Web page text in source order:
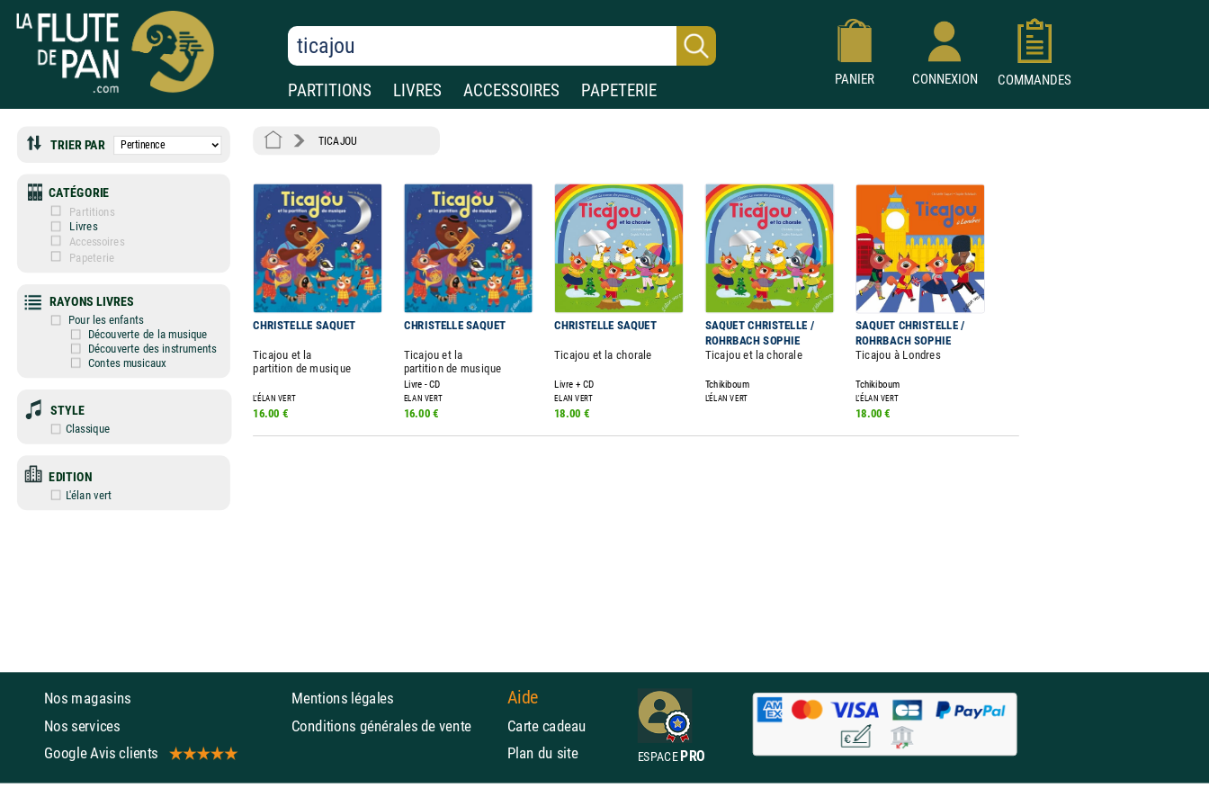
PARTITIONS LIVRES ACCESSOIRES PAPETERIE
PANIER CONNEXION COMMANDES
TRIER PAR
CATÉGORIE
Partitions
Livres
Accessoires
Papeterie
RAYONS LIVRES
Pour les enfants
Découverte de la musique
Découverte des instruments
Contes musicaux
STYLE
Classique
EDITION
L'élan vert
TICAJOU
CHRISTELLE SAQUET CHRISTELLE SAQUET CHRISTELLE SAQUET
SAQUET CHRISTELLE /
ROHRBACH SOPHIE
SAQUET CHRISTELLE /
ROHRBACH SOPHIE
Ticajou et la
partition de musique
Ticajou et la
partition de musique
Ticajou et la chorale Ticajou et la chorale Ticajou à Londres
Livre - CD Livre + CD Tchikiboum Tchikiboum
L'ÉLAN VERT ELAN VERT ELAN VERT L'ÉLAN VERT L'ÉLAN VERT
16.00 € 16.00 € 18.00 € 18.00 €
Nos magasins
Nos services
Google Avis clients
Mentions légales
Conditions générales de vente
Aide
Carte cadeau
Plan du site
ESPACEPRO